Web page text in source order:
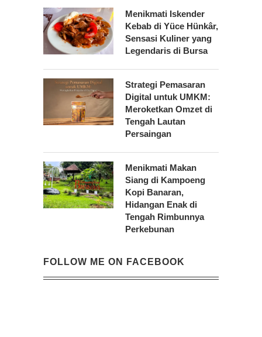
Menikmati Iskender
Kebab di Yüce Hünkâr,
Sensasi Kuliner yang
Legendaris di Bursa
Strategi Pemasaran
Digital untuk UMKM:
Meroketkan Omzet di
Tengah Lautan
Persaingan
Menikmati Makan
Siang di Kampoeng
Kopi Banaran,
Hidangan Enak di
Tengah Rimbunnya
Perkebunan
FOLLOW ME ON FACEBOOK